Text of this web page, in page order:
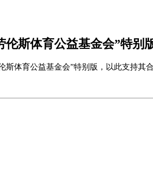
斯体育公益基金会”特别
体育公益基金会”特别版，以此支持其